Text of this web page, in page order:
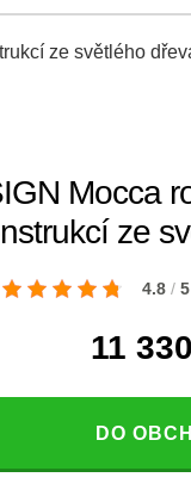
ze světlého
Mocca
ze
4.8 / 5
11 330
DO